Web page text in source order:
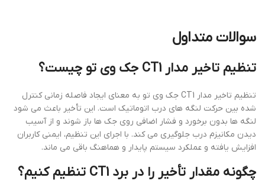
سوالات متداول
تنظیم تاخیر مدار CT1 جک وی تو چیست؟
تنظیم تاخیر مدار CT1 جک وی تو به معنای ایجاد فاصله زمانی کنترل
شده بین حرکت لنگه های درب اتوماتیک است. این تأخیر باعث می شود
لنگه ها بدون برخورد و فشار اضافی روی جک ها باز شوند و از آسیب
دیدن مکانیزم درب جلوگیری می کند. با اجرای این تنظیم، ایمنی کاربران
افزایش یافته و عملکرد سیستم پایدار و هماهنگ باقی می ماند.
چگونه مقدار تأخیر را در برد CT1 تنظیم کنیم؟